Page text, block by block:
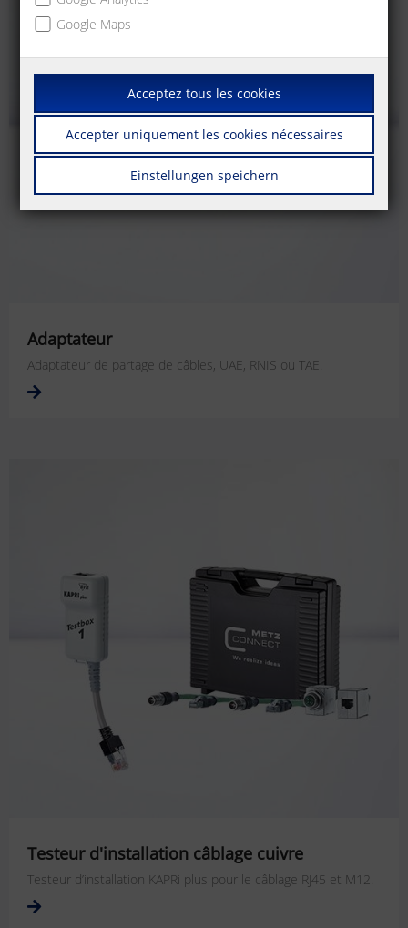
Adaptateur
Adaptateur de partage de câbles, UAE, RNIS ou TAE.
Testeur d'installation câblage cuivre
Testeur d’installation KAPRi plus pour le câblage RJ45 et M12.
Google Maps
Acceptez tous les cookies
Accepter uniquement les cookies nécessaires
Einstellungen speichern